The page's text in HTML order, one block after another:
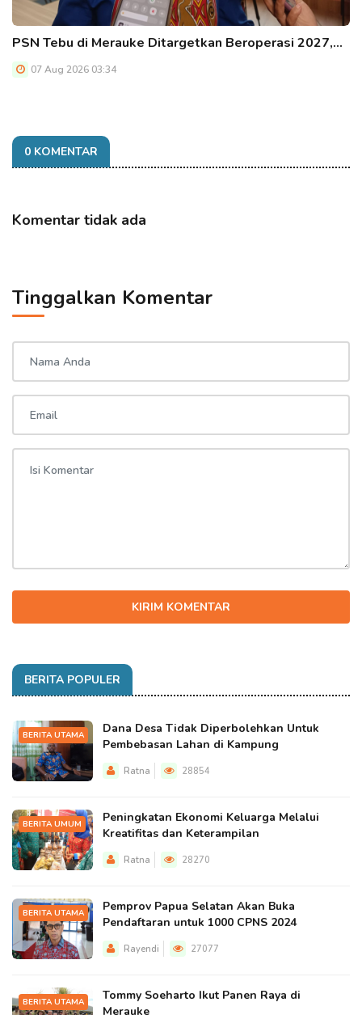
PSN Tebu di Merauke Ditargetkan Beroperasi 2027,…
07 Aug 2026 03:34
0 KOMENTAR
Komentar tidak ada
Tinggalkan Komentar
KIRIM KOMENTAR
BERITA POPULER
BERITA UTAMA
Dana Desa Tidak Diperbolehkan Untuk
Pembebasan Lahan di Kampung
Ratna 28854
BERITA UMUM
Peningkatan Ekonomi Keluarga Melalui
Kreatifitas dan Keterampilan
Ratna 28270
BERITA UTAMA
Pemprov Papua Selatan Akan Buka
Pendaftaran untuk 1000 CPNS 2024
Rayendi 27077
BERITA UTAMA
Tommy Soeharto Ikut Panen Raya di
Merauke